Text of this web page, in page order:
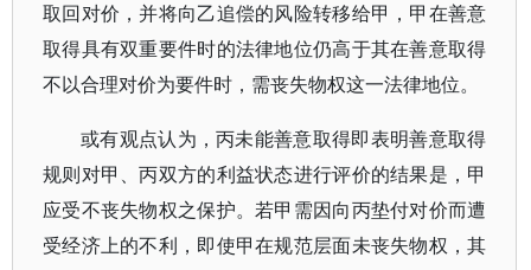
取回对价，并将向乙追偿的风险转移给甲，甲在善意
取得具有双重要件时的法律地位仍高于其在善意取得
不以合理对价为要件时，需丧失物权这一法律地位。
或有观点认为，丙未能善意取得即表明善意取得
规则对甲、丙双方的利益状态进行评价的结果是，甲
应受不丧失物权之保护。若甲需因向丙垫付对价而遭
受经济上的不利，即使甲在规范层面未丧失物权，其